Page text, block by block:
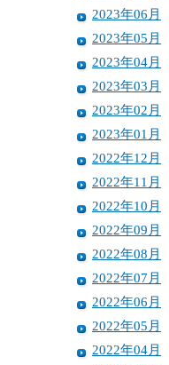
2023年06月
2023年05月
2023年04月
2023年03月
2023年02月
2023年01月
2022年12月
2022年11月
2022年10月
2022年09月
2022年08月
2022年07月
2022年06月
2022年05月
2022年04月